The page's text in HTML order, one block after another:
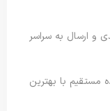
و ارسال به سراسر
با بهترین